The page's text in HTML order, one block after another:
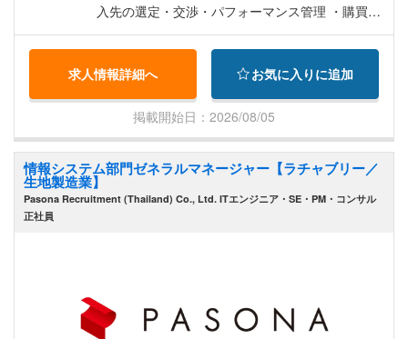
入先の選定・交渉・パフォーマンス管理 ・購買コ
ストの管理、適時調達の徹底 ・営業部門・購買部
門のマネジメント、経営陣への業績報告
求人情報詳細へ
お気に入りに追加
掲載開始日：2026/08/05
情報システム部門ゼネラルマネージャー【ラチャブリー／
生地製造業】
Pasona Recruitment (Thailand) Co., Ltd. ITエンジニア・SE・PM・コンサル
正社員